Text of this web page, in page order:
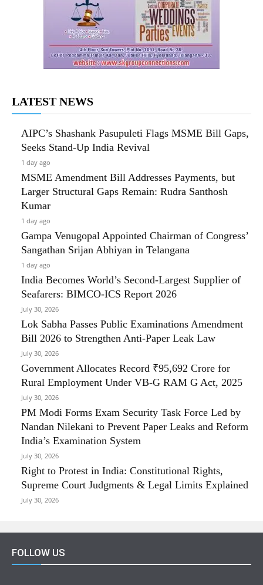
LATEST NEWS
AIPC’s Shashank Pasupuleti Flags MSME Bill Gaps,
Seeks Stand-Up India Revival
1 day ago
MSME Amendment Bill Addresses Payments, but
Larger Structural Gaps Remain: Rudra Santhosh
Kumar
1 day ago
Gampa Venugopal Appointed Chairman of Congress’
Sangathan Srijan Abhiyan in Telangana
1 day ago
India Becomes World’s Second-Largest Supplier of
Seafarers: BIMCO-ICS Report 2026
July 30, 2026
Lok Sabha Passes Public Examinations Amendment
Bill 2026 to Strengthen Anti-Paper Leak Law
July 30, 2026
Government Allocates Record ₹95,692 Crore for
Rural Employment Under VB-G RAM G Act, 2025
July 30, 2026
PM Modi Forms Exam Security Task Force Led by
Nandan Nilekani to Prevent Paper Leaks and Reform
India’s Examination System
July 30, 2026
Right to Protest in India: Constitutional Rights,
Supreme Court Judgments & Legal Limits Explained
July 30, 2026
FOLLOW US